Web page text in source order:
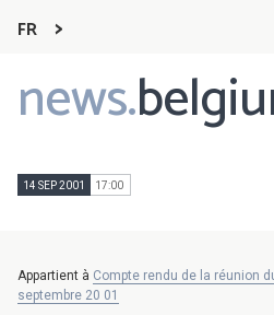
FR
news.
Main
navigation
14 SEP 2001 17:00
Appartient à Compte rendu de la réunion
septembre 20 01